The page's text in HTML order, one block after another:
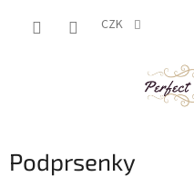
CZK
Podprsenky